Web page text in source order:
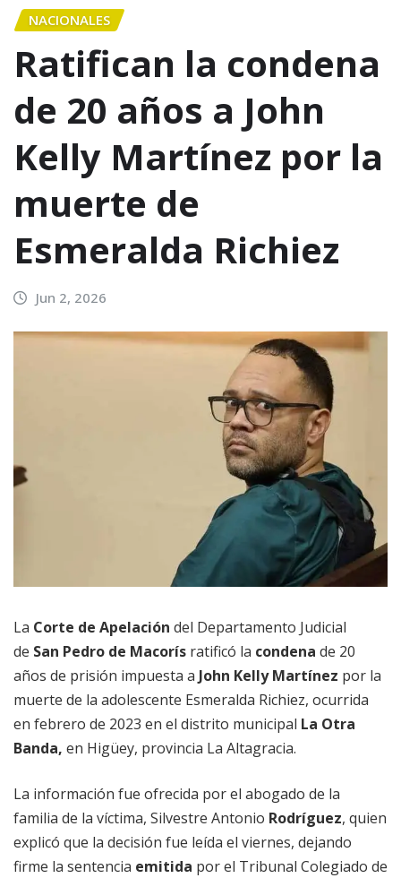
NACIONALES
Ratifican la condena
de 20 años a John
Kelly Martínez por la
muerte de
Esmeralda Richiez
Jun 2, 2026
La Corte de Apelación del Departamento Judicial
de San Pedro de Macorís ratificó la condena de 20
años de prisión impuesta a John Kelly Martínez por la
muerte de la adolescente Esmeralda Richiez, ocurrida
en febrero de 2023 en el distrito municipal La Otra
Banda, en Higüey, provincia La Altagracia.
La información fue ofrecida por el abogado de la
familia de la víctima, Silvestre Antonio Rodríguez, quien
explicó que la decisión fue leída el viernes, dejando
firme la sentencia emitida por el Tribunal Colegiado de